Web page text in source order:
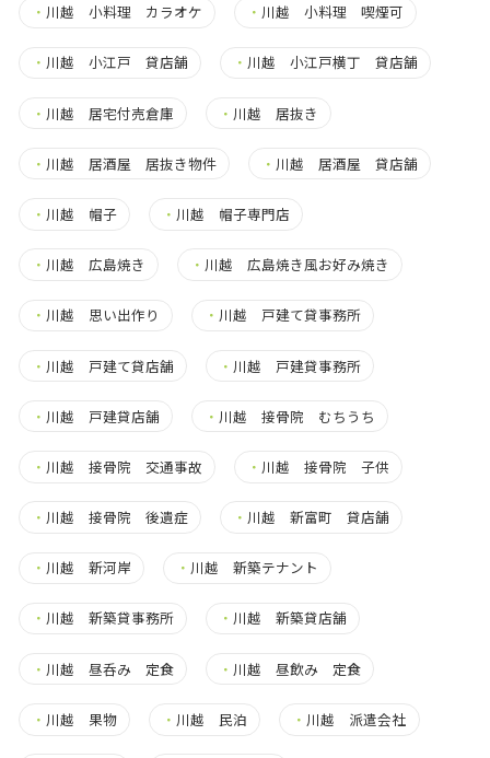
・ 川越 小料理 カラオケ ・ 川越 小料理 喫煙可
・ 川越 小江戸 貸店舗 ・ 川越 小江戸横丁 貸店舗
・ 川越 居宅付売倉庫 ・ 川越 居抜き
・ 川越 居酒屋 居抜き物件 ・ 川越 居酒屋 貸店舗
・ 川越 帽子 ・ 川越 帽子専門店
・ 川越 広島焼き ・ 川越 広島焼き風お好み焼き
・ 川越 思い出作り ・ 川越 戸建て貸事務所
・ 川越 戸建て貸店舗 ・ 川越 戸建貸事務所
・ 川越 戸建貸店舗 ・ 川越 接骨院 むちうち
・ 川越 接骨院 交通事故 ・ 川越 接骨院 子供
・ 川越 接骨院 後遺症 ・ 川越 新富町 貸店舗
・ 川越 新河岸 ・ 川越 新築テナント
・ 川越 新築貸事務所 ・ 川越 新築貸店舗
・ 川越 昼呑み 定食 ・ 川越 昼飲み 定食
・ 川越 果物 ・ 川越 民泊 ・ 川越 派遣会社